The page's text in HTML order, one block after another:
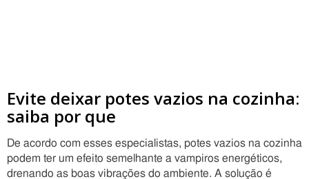
Evite deixar potes vazios na cozinha:
saiba por que
De acordo com esses especialistas, potes vazios na cozinha
podem ter um efeito semelhante a vampiros energéticos,
drenando as boas vibrações do ambiente. A solução é